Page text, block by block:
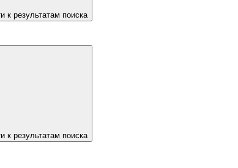
к результатам поиска
к результатам поиска